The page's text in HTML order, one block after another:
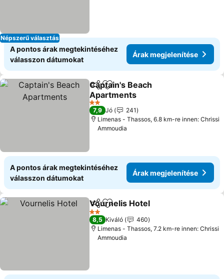
Népszerű választás
A pontos árak megtekintéséhez
válasszon dátumokat
Árak megjelenítése
MegosztásHozzáadás a kedvencekhez
Captain's Beach
Apartments
Árak megjelenítése
2 Kategória
7,9 Jó
241
Limenas - Thassos, 6.8 km-re innen: Chrissi
Ammoudia
A pontos árak megtekintéséhez
válasszon dátumokat
Árak megjelenítése
Megosztás
Hozzáadás a kedvencekhez
Vournelis Hotel
2 Kategória
8,5 Kiváló
460
Limenas - Thassos, 7.2 km-re innen: Chrissi
Ammoudia